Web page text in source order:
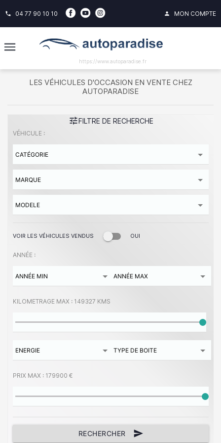
phone 04 77 90 10 10 person MON COMPTE
https://www.autoparadise.fr
LES VÉHICULES D'OCCASION EN VENTE CHEZ
AUTOPARADISE
tuneFILTRE DE RECHERCHE
VÉHICULE :
VOIR LES VÉHICULES VENDUS OUI
ANNÉE :
KILOMETRAGE MAX : 149327 KMS
PRIX MAX : 179900 €
RECHERCHER send